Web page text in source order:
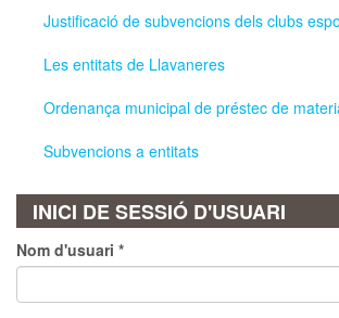
Justificació de subvencions dels clubs
Les entitats de Llavaneres
Ordenança municipal de préstec de
Subvencions a entitats
INICI DE SESSIÓ D'USUARI
Nom d'usuari *